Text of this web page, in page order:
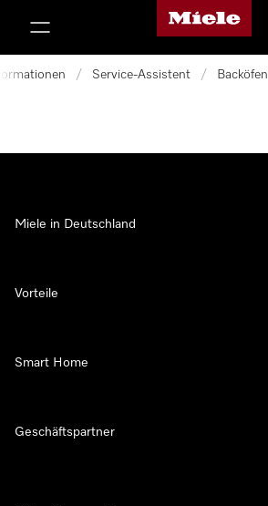
Miele-Homepage
/ Service-Assistent / Backöfen
Miele in Deutschland
Vorteile
Smart Home
Geschäftspartner